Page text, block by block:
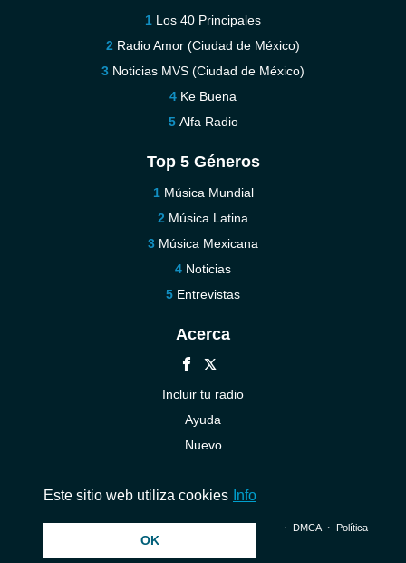
Los 40 Principales
Radio Amor (Ciudad de México)
Noticias MVS (Ciudad de México)
Ke Buena
Alfa Radio
Top 5 Géneros
Música Mundial
Música Latina
Música Mexicana
Noticias
Entrevistas
Acerca
Incluir tu radio
Ayuda
Nuevo
© 2026 InstantAudio. Reservados todos los derechos. ・ DMCA・ Política
Este sitio web utiliza cookies Info
OK